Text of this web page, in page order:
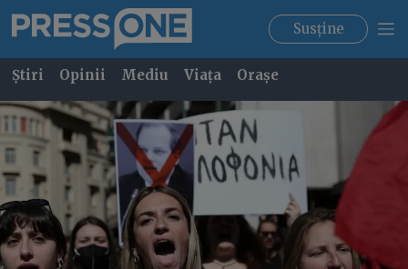
Susține
Știri Opinii Mediu Viața Orașe